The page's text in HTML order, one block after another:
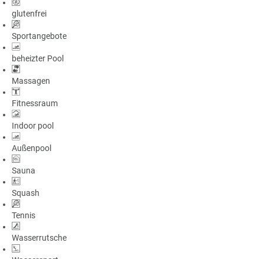
glutenfrei
Sportangebote
beheizter Pool
Massagen
Fitnessraum
Indoor pool
Außenpool
Sauna
Squash
Tennis
Wasserrutsche